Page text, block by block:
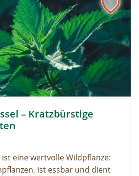
– Kratzbürstige
eine wertvolle Wildpflanze:
ist essbar und dient